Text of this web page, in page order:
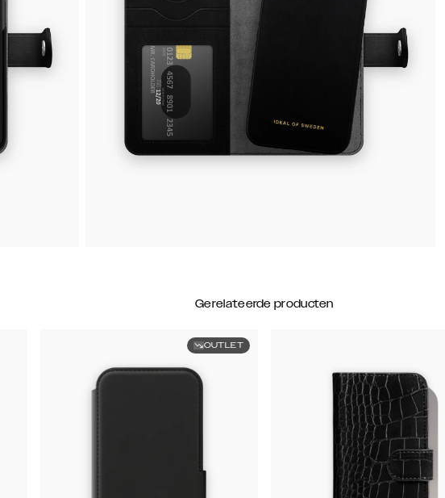
Gerelateerde producten
OUTLET